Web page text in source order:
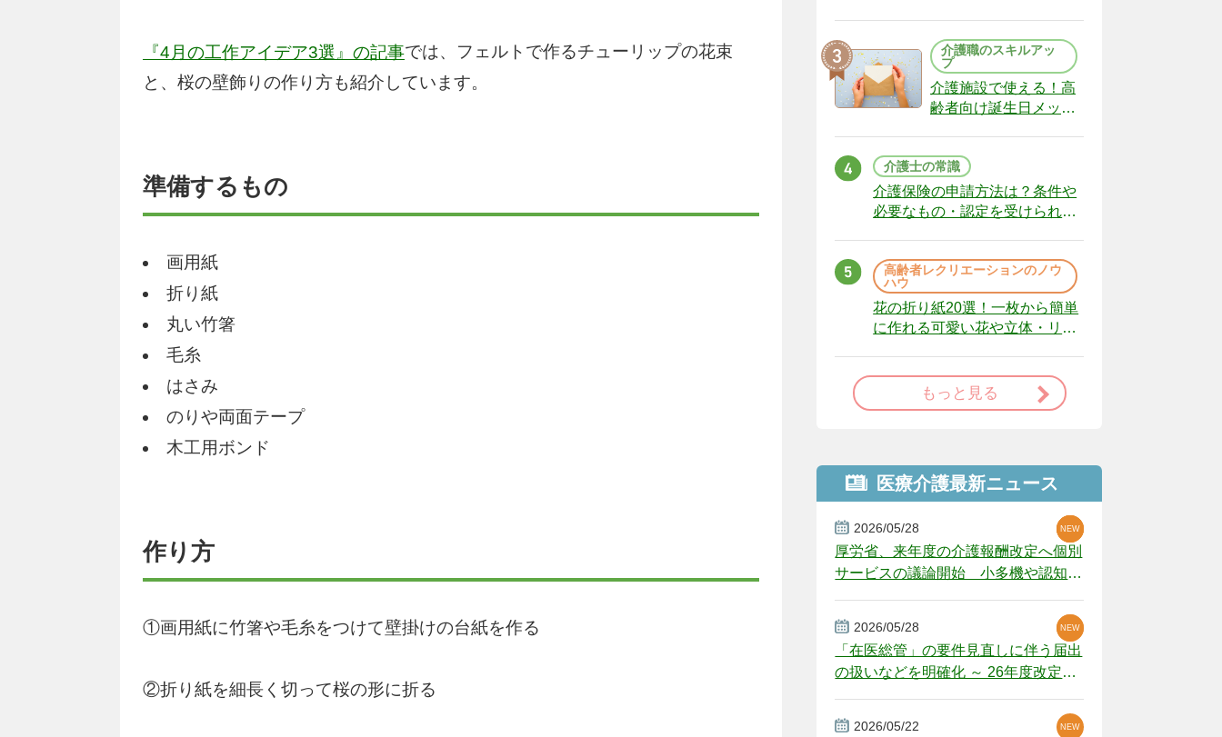
『4月の工作アイデア3選』の記事では、フェルトで作るチューリップの花束
と、桜の壁飾りの作り方も紹介しています。
準備するもの
画用紙
折り紙
丸い竹箸
毛糸
はさみ
のりや両面テープ
木工用ボンド
作り方
①画用紙に竹箸や毛糸をつけて壁掛けの台紙を作る
②折り紙を細長く切って桜の形に折る
介護職のスキルアッ
プ
介護施設で使える！高
齢者向け誕生日メッセ
介護士の常識
介護保険の申請方法は？条件や
必要なもの・認定を受けられな
高齢者レクリエーションのノウ
ハウ
花の折り紙20選！一枚から簡単
に作れる可愛い花や立体・リー
もっと見る
医療介護最新ニュース
2026/05/28
厚労省、来年度の介護報酬改定へ個別
サービスの議論開始 小多機や認知症
NEW
NEW
NEW
2026/05/28
「在医総管」の要件見直しに伴う届出
の扱いなどを明確化 ～ 26年度改定疑
NEW
NEW
2026/05/22 NEW